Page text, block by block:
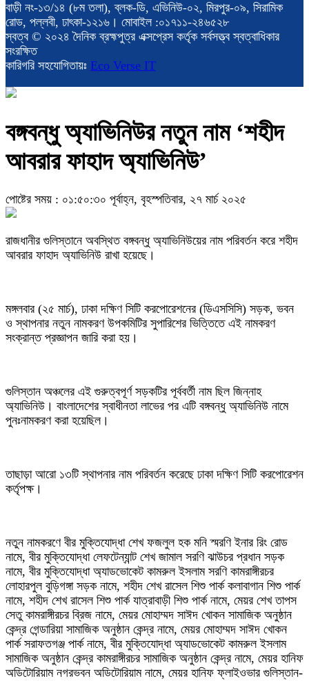
বাড়ী নং-১৩/১৪ (৮ম তলা), ব্লক-ডি, এভিনিউ-০২, মিরপুর-০৯, সিরামিক
রোড, পল্লবী, ঢাৎকা-১২১৬। মোবাইল :০১৭১১-২৪৬৫২৮
স্বত্ব © ২০২৪ দৈনিক ব্রহ্মপুত্র এক্সপ্রেস কর্তৃক সর্বসত্ত্ব স্বত্বাধিকার
সংরক্ষিত
কারিগরি সহযোগিতায়ঃ Eco Verse IT
বঙ্গবন্ধু অ্যাভিনিউর নতুন নাম ‘শহীদ
আবরার ফাহাদ অ্যাভিনিউ’
পোষ্টের সময় : ০১:৫০:৩০ পূর্বাহ্ন, বৃহস্পতিবার, ২৭ মার্চ ২০২৫
রাজধানীর গুলিস্তানে অবস্থিত বঙ্গবন্ধু অ্যাভিনিউয়ের নাম পরিবর্তন করে শহীদ
আবরার ফাহাদ অ্যাভিনিউ রাখা হয়েছে।
মঙ্গলবার (২৫ মার্চ), ঢাকা দক্ষিণ সিটি করপোরেশনের (ডিএসসিসি) সড়ক, ভবন
ও স্থাপনার নতুন নামকরণ উপকমিটির সুপারিশের ভিত্তিতে এই নামকরণ
সংক্রান্ত প্রজ্ঞাপন জারি করা হয়।
গুলিস্তান অঞ্চলের এই গুরুত্বপূর্ণ সড়কটির পূর্ববর্তী নাম ছিল জিন্নাহ
অ্যাভিনিউ। বাংলাদেশের স্বাধীনতা লাভের পর এটি বঙ্গবন্ধু অ্যাভিনিউ নামে
পুনঃনামকরণ করা হয়েছিল।
তাছাড়া আরো ১৩টি স্থাপনার নাম পরিবর্তন করেছে ঢাকা দক্ষিণ সিটি করপোরেশন
কর্তৃপক্ষ।
নতুন নামকরণে বীর মুক্তিযোদ্ধা শেখ ফজলুল হক মনি স্মরণি ইনার রিং রোড
নামে, বীর মুক্তিযোদ্ধা লেফটেন্যান্ট শেখ জামাল সরণি ঝাউচর প্রধান সড়ক
নামে, বীর মুক্তিযোদ্ধা অ্যাডভোকেট কামরুল ইসলাম সরণি কামরাঙ্গীরচর
লোহারপুল বুড়িগঙ্গা সড়ক নামে, শহীদ শেখ রাসেল শিশু পার্ক কলাবাগান শিশু পার্ক
নামে, শহীদ শেখ রাসেল শিশু পার্ক যাত্রাবাড়ী শিশু পার্ক নামে, মেয়র শেখ তাপস
সেতু কামরাঙ্গীরচর ব্রিজ নামে, মেয়র মোহাম্মদ সাঈদ খোকন সামাজিক অনুষ্ঠান
কেন্দ্র গেন্ডারিয়া সামাজিক অনুষ্ঠান কেন্দ্র নামে, মেয়র মোহাম্মদ সাঈদ খোকন
পার্ক সরাফতগঞ্জ পার্ক নামে, বীর মুক্তিযোদ্ধা অ্যাডভোকেট কামরুল ইসলাম
সামাজিক অনুষ্ঠান কেন্দ্র কামরাঙ্গীরচর সামাজিক অনুষ্ঠান কেন্দ্র নামে, মেয়র হানিফ
অডিটোরিয়াম নগরভবন অডিটোরিয়াম নামে, মেয়র হানিফ ফ্লাইওভার গুলিস্তান-